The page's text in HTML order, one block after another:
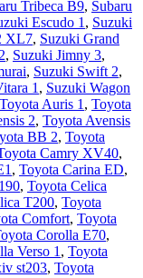
Tribeca B9, Subaru
Escudo 1 , Suzuki
XL7, Suzuki Grand
, Suzuki Jimny 3,
, Suzuki Swift 2,
1 , Suzuki Wagon
Toyota Auris 1 , Toyota
2, Toyota Avensis
BB 2, Toyota
Camry XV40,
, Toyota Carina ED,
, Toyota Celica
T200, Toyota
Comfort, Toyota
Corolla E70,
Verso 1 , Toyota
st203, Toyota